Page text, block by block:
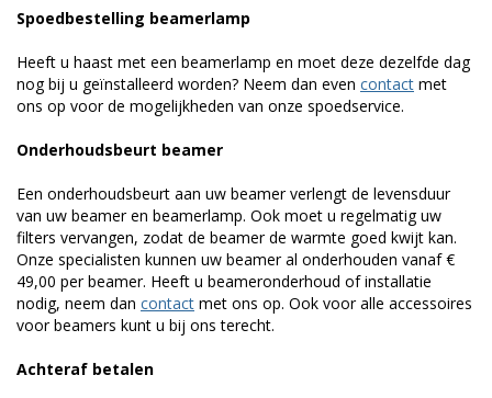
Spoedbestelling beamerlamp
Heeft u haast met een beamerlamp en moet deze dezelfde dag
nog bij u geïnstalleerd worden? Neem dan even contact met
ons op voor de mogelijkheden van onze spoedservice.
Onderhoudsbeurt beamer
Een onderhoudsbeurt aan uw beamer verlengt de levensduur
van uw beamer en beamerlamp. Ook moet u regelmatig uw
filters vervangen, zodat de beamer de warmte goed kwijt kan.
Onze specialisten kunnen uw beamer al onderhouden vanaf €
49,00 per beamer. Heeft u beameronderhoud of installatie
nodig, neem dan contact met ons op. Ook voor alle accessoires
voor beamers kunt u bij ons terecht.
Achteraf betalen